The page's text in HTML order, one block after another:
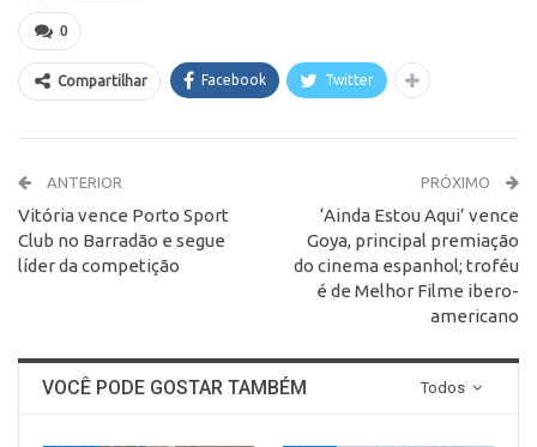
0
Compartilhar Facebook Twitter
ANTERIOR
Vitória vence Porto Sport
Club no Barradão e segue
líder da competição
PRÓXIMO
‘Ainda Estou Aqui’ vence
Goya, principal premiação
do cinema espanhol; troféu
é de Melhor Filme ibero-
americano
Todos
VOCÊ PODE GOSTAR TAMBÉM